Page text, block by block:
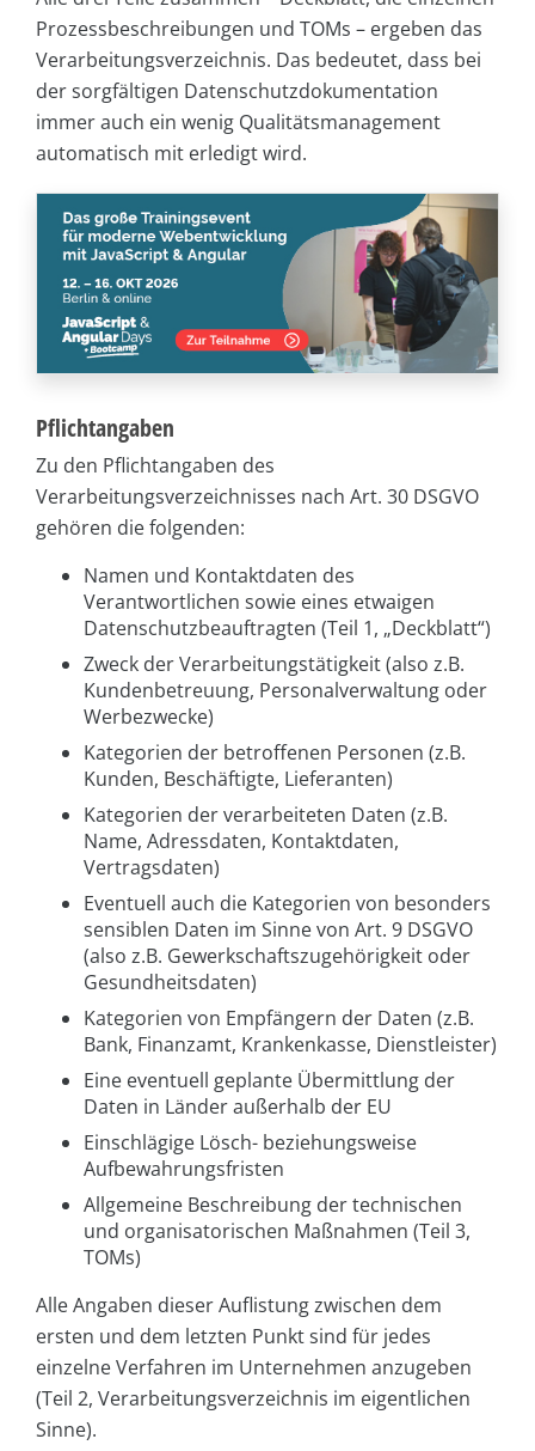
Prozessbeschreibungen und TOMs – ergeben das
Verarbeitungsverzeichnis. Das bedeutet, dass bei
der sorgfältigen Datenschutzdokumentation
immer auch ein wenig Qualitätsmanagement
automatisch mit erledigt wird.
Pflichtangaben
Zu den Pflichtangaben des
Verarbeitungsverzeichnisses nach Art. 30 DSGVO
gehören die folgenden:
Namen und Kontaktdaten des
Verantwortlichen sowie eines etwaigen
Datenschutzbeauftragten (Teil 1, „Deckblatt“)
Zweck der Verarbeitungstätigkeit (also z.B.
Kundenbetreuung, Personalverwaltung oder
Werbezwecke)
Kategorien der betroffenen Personen (z.B.
Kunden, Beschäftigte, Lieferanten)
Kategorien der verarbeiteten Daten (z.B.
Name, Adressdaten, Kontaktdaten,
Vertragsdaten)
Eventuell auch die Kategorien von besonders
sensiblen Daten im Sinne von Art. 9 DSGVO
(also z.B. Gewerkschaftszugehörigkeit oder
Gesundheitsdaten)
Kategorien von Empfängern der Daten (z.B.
Bank, Finanzamt, Krankenkasse, Dienstleister)
Eine eventuell geplante Übermittlung der
Daten in Länder außerhalb der EU
Einschlägige Lösch- beziehungsweise
Aufbewahrungsfristen
Allgemeine Beschreibung der technischen
und organisatorischen Maßnahmen (Teil 3,
TOMs)
Alle Angaben dieser Auflistung zwischen dem
ersten und dem letzten Punkt sind für jedes
einzelne Verfahren im Unternehmen anzugeben
(Teil 2, Verarbeitungsverzeichnis im eigentlichen
Sinne).